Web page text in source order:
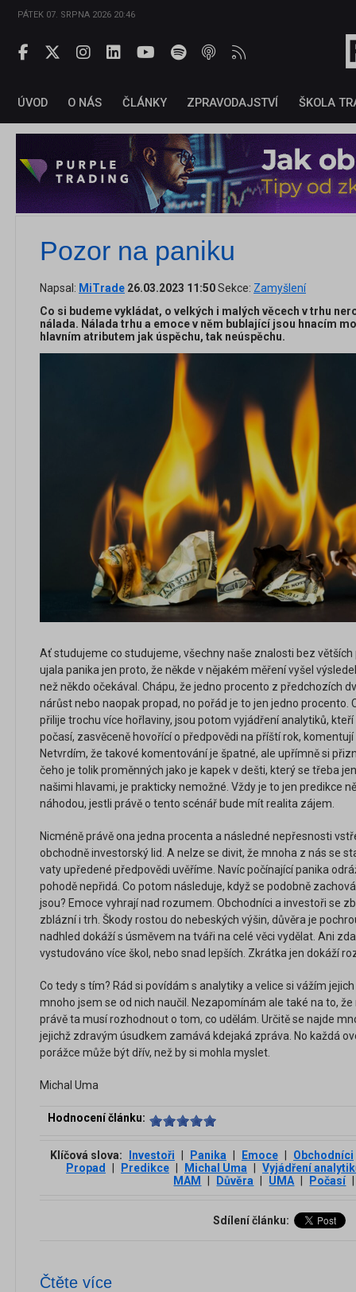
PÁTEK 07. SRPNA 2026 20:46
ÚVOD O NÁS ČLÁNKY ZPRAVODAJSTVÍ ŠKOLA
Pozor na paniku
Napsal: MiTrade 26.03.2023 11:50Sekce: Zamyšlení
Co si budeme vykládat, o velkých i malých věcech v trhu
nálada. Nálada trhu a emoce v něm bublající jsou hnacím
hlavním atributem jak úspěchu, tak neúspěchu.
Ať studujeme co studujeme, všechny naše znalosti bez
ujala panika jen proto, že někde v nějakém měření vyšel
než někdo očekával. Chápu, že jedno procento z předchozích
nárůst nebo naopak propad, no pořád je to jen jedno procento.
přilije trochu více hořlaviny, jsou potom vyjádření analytiků,
počasí, zasvěceně hovořící o předpovědi na příští rok,
Netvrdím, že takové komentování je špatné, ale upřímně si
čeho je tolik proměnných jako je kapek v dešti, který se třeba
našimi hlavami, je prakticky nemožné. Vždy je to jen predikce
náhodou, jestli právě o tento scénář bude mít realita zájem.
Nicméně právě ona jedna procenta a následné nepřesnosti
obchodně investorský lid. A nelze se divit, že mnoha z nás se
vaty upředené předpovědi uvěříme. Navíc počínající panika
pohodě nepřidá. Co potom následuje, když se podobně
jsou? Emoce vyhrají nad rozumem. Obchodníci a investoři se
zblázní i trh. Škody rostou do nebeských výšin, důvěra je
nadhled dokáží s úsměvem na tváři na celé věci vydělat. Ani
vystudováno více škol, nebo snad lepších. Zkrátka jen dokáží
Co tedy s tím? Rád si povídám s analytiky a velice si vážím
mnoho jsem se od nich naučil. Nezapomínám ale také na to,
právě ta musí rozhodnout o tom, co udělám. Určitě se najde
jejichž zdravým úsudkem zamává kdejaká zpráva. No každá
porážce může být dřív, než by si mohla myslet.
Michal Uma
Hodnocení článku:
Klíčová slova: Investoři Panika Emoce
Obchodníci
Propad
Predikce Michal Uma
Vyjádření
MAM
Důvěra UMA Počasí
Sdílení článku:
Čtěte více